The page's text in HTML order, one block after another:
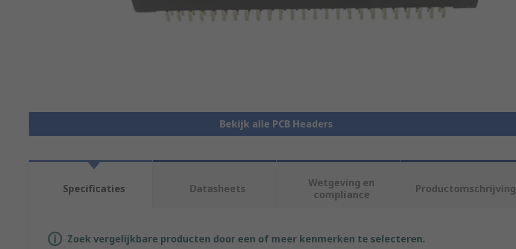
Bekijk alle PCB Headers
Specificaties Datasheets
Wetgeving en
compliance
Productomschrijving
Zoek vergelijkbare producten door een of meer kenmerken te selecteren.